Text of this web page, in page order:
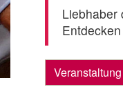
Liebhaber